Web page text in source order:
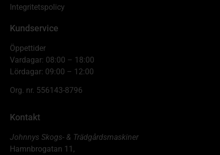
Integritetspolicy
Kundservice
Öppettider
Vardagar: 08:00 – 18:00
Lördagar: 09:00 – 12:00
Org. nr. 556143-8796
Kontakt
Johnnys Skogs- & Trädgårdsmaskiner
Hamnbrogatan 11,